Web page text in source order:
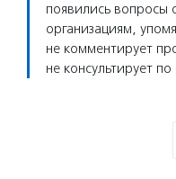
появились вопросы
организациям,
не комментирует
не консультирует